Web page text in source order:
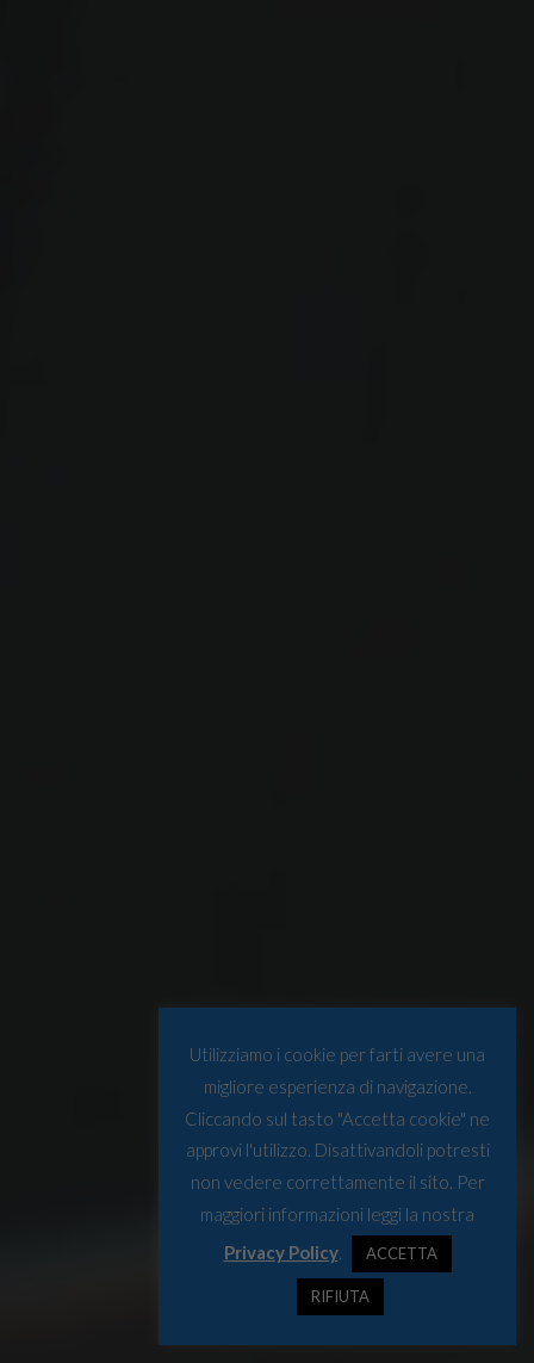
Utilizziamo i cookie per farti avere una
migliore esperienza di navigazione.
Cliccando sul tasto "Accetta cookie" ne
approvi l'utilizzo. Disattivandoli potresti
non vedere correttamente il sito. Per
maggiori informazioni leggi la nostra
Privacy Policy. ACCETTA
RIFIUTA